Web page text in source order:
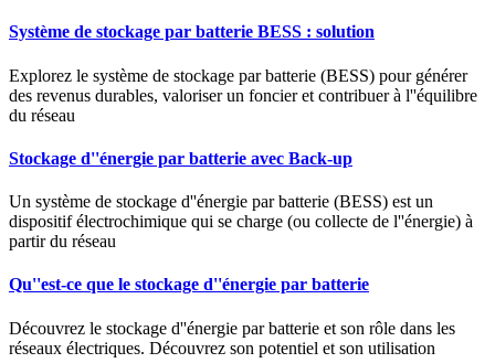
Système de stockage par batterie BESS : solution
Explorez le système de stockage par batterie (BESS) pour générer
des revenus durables, valoriser un foncier et contribuer à l''équilibre
du réseau
Stockage d''énergie par batterie avec Back-up
Un système de stockage d''énergie par batterie (BESS) est un
dispositif électrochimique qui se charge (ou collecte de l''énergie) à
partir du réseau
Qu''est-ce que le stockage d''énergie par batterie
Découvrez le stockage d''énergie par batterie et son rôle dans les
réseaux électriques. Découvrez son potentiel et son utilisation